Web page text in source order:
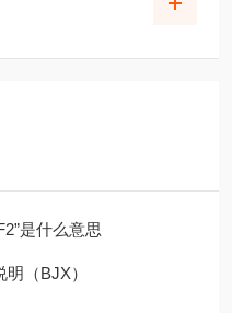
是什么意思
（BJX）